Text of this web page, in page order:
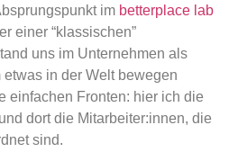
im betterplace lab
einer “klassischen”
uns im Unternehmen als
in der Welt bewegen
einfachen Fronten: hier ich die
dort die Mitarbeiter:innen, die
sind.